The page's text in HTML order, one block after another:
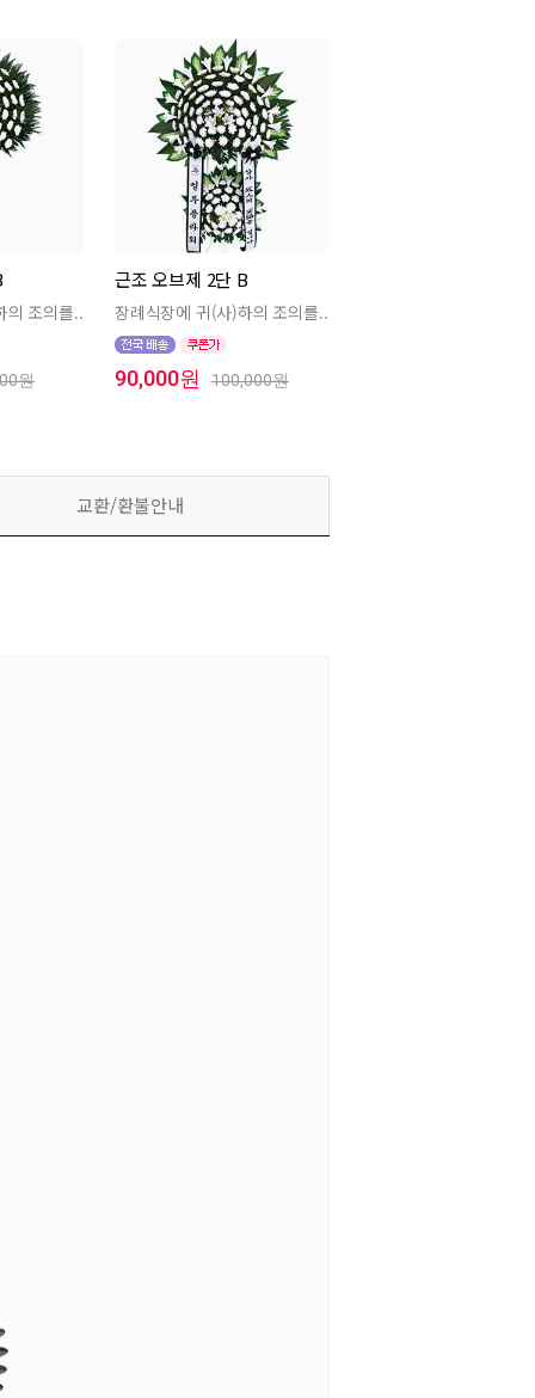
의 조의를..
원
근조 오브제 2단 B
장례식장에 귀(사)하의 조의를..
90,000원 100,000원
교환/환불안내